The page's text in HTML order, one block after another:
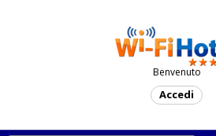
Benvenuto
Accedi